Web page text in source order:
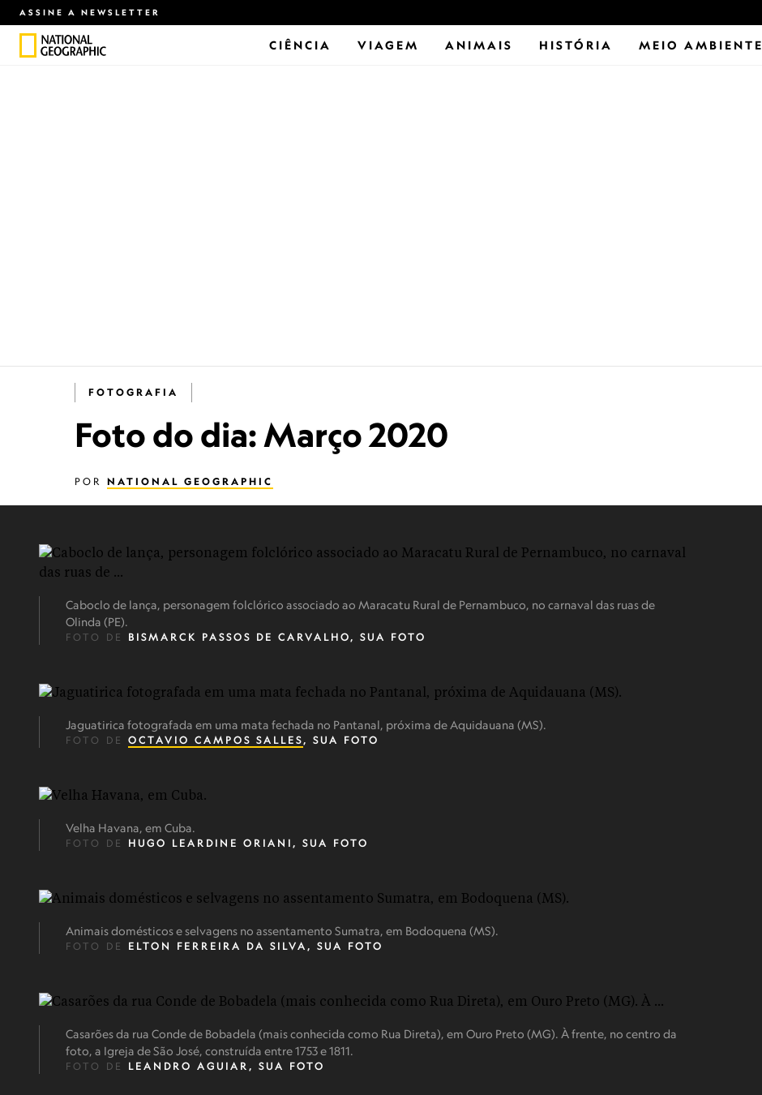
ASSINE A NEWSLETTER
CIÊNCIA VIAGEM ANIMAIS HISTÓRIA MEIO AMBIENTE
FOTOGRAFIA
Foto do dia: Março 2020
POR NATIONAL GEOGRAPHIC
Caboclo de lança, personagem folclórico associado ao Maracatu Rural de Pernambuco, no carnaval das ruas de
Olinda (PE).
FOTO DE BISMARCK PASSOS DE CARVALHO, SUA FOTO
Jaguatirica fotografada em uma mata fechada no Pantanal, próxima de Aquidauana (MS).
FOTO DE OCTAVIO CAMPOS SALLES, SUA FOTO
Velha Havana, em Cuba.
FOTO DE HUGO LEARDINE ORIANI, SUA FOTO
Animais domésticos e selvagens no assentamento Sumatra, em Bodoquena (MS).
FOTO DE ELTON FERREIRA DA SILVA, SUA FOTO
Casarões da rua Conde de Bobadela (mais conhecida como Rua Direta), em Ouro Preto (MG). À frente, no centro da
foto, a Igreja de São José, construída entre 1753 e 1811.
FOTO DE LEANDRO AGUIAR, SUA FOTO